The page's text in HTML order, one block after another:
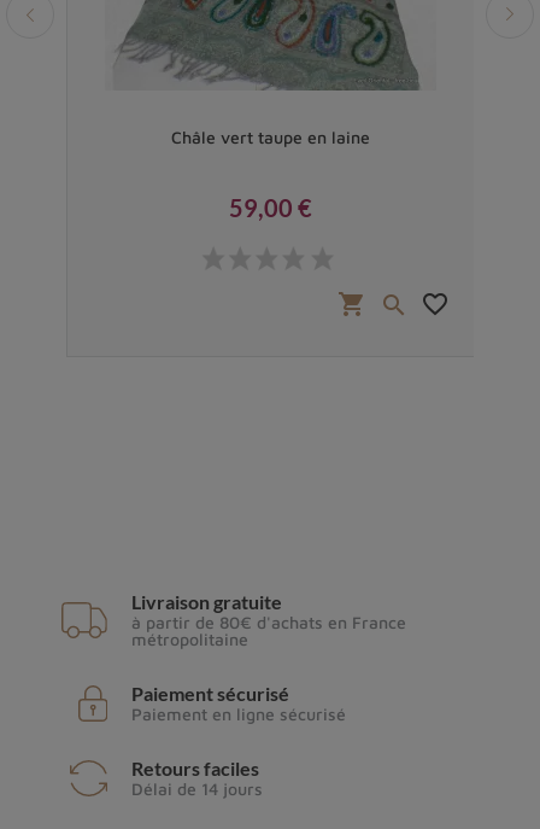
Châle vert taupe en laine
59,00 €
shopping_cart  favorite_border
Livraison gratuite
à partir de 80€ d'achats en France
métropolitaine
Paiement sécurisé
Paiement en ligne sécurisé
Retours faciles
Délai de 14 jours